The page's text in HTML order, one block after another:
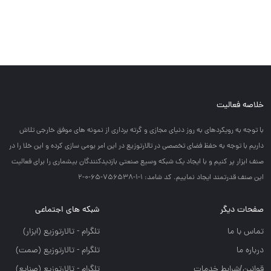
خلاصه فعالیت
با توجه به رويكردهاي به روز دنياي مجازي و گرته برداري از نمونه هاي موفق خارجي تلاش
داريم با توجه به حفظ فضاي تخصصي در تالارتوزيع در اين امر بومي سازي كرده و اين خلا را در
صنف ابزار پر كنيم و با ايجاد يك شبكه وسيع صنعتي بازديدكنندگان بيشماري را براي فعاليت
اين صنف قدرتمند ايجاد نماييم. کد شامد: 1-1-756538-65-0-2
صفحات دیگر
تماس با ما
درباره ما
شبکه های اجتماعی
تلگرام - تالارتوزيع (ابزار)
تلگرام - تالارتوزيع (صمت)